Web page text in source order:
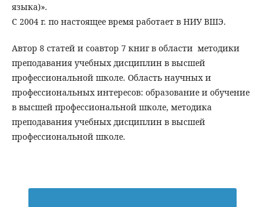
языка)».
С 2004 г. по настоящее время работает в НИУ ВШЭ.
Автор 8 статей и соавтор 7 книг в области методики
преподавания учебных дисциплин в высшей
профессиональной школе. Область научных и
профессиональных интересов: образование и обучение
в высшей профессиональной школе, методика
преподавания учебных дисциплин в высшей
профессиональной школе.